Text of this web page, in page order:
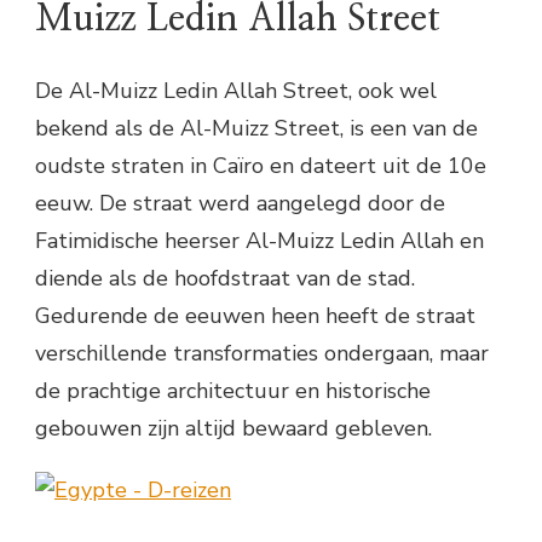
Muizz Ledin Allah Street
De Al-Muizz Ledin Allah Street, ook wel
bekend als de Al-Muizz Street, is een van de
oudste straten in Caïro en dateert uit de 10e
eeuw. De straat werd aangelegd door de
Fatimidische heerser Al-Muizz Ledin Allah en
diende als de hoofdstraat van de stad.
Gedurende de eeuwen heen heeft de straat
verschillende transformaties ondergaan, maar
de prachtige architectuur en historische
gebouwen zijn altijd bewaard gebleven.